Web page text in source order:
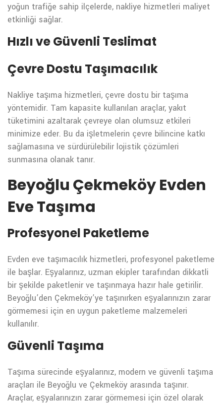
yoğun trafiğe sahip ilçelerde, nakliye hizmetleri maliyet
etkinliği sağlar.
Hızlı ve Güvenli Teslimat
Çevre Dostu Taşımacılık
Nakliye taşıma hizmetleri, çevre dostu bir taşıma
yöntemidir. Tam kapasite kullanılan araçlar, yakıt
tüketimini azaltarak çevreye olan olumsuz etkileri
minimize eder. Bu da işletmelerin çevre bilincine katkı
sağlamasına ve sürdürülebilir lojistik çözümleri
sunmasına olanak tanır.
Beyoğlu Çekmeköy Evden
Eve Taşıma
Profesyonel Paketleme
Evden eve taşımacılık hizmetleri, profesyonel paketleme
ile başlar. Eşyalarınız, uzman ekipler tarafından dikkatli
bir şekilde paketlenir ve taşınmaya hazır hale getirilir.
Beyoğlu’den Çekmeköy’ye taşınırken eşyalarınızın zarar
görmemesi için en uygun paketleme malzemeleri
kullanılır.
Güvenli Taşıma
Taşıma sürecinde eşyalarınız, modern ve güvenli taşıma
araçları ile Beyoğlu ve Çekmeköy arasında taşınır.
Araçlar, eşyalarınızın zarar görmemesi için özel olarak